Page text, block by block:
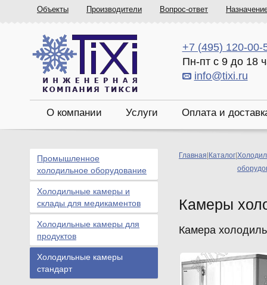
Объекты Производители Вопрос-ответ
+7 (495) 120-00-
Пн-пт с 9 до 18
info@tixi.ru
О компании Услуги Оплата и
Главная Каталог
Камеры
Камера
Промышленное
холодильное оборудование
Холодильные камеры и
склады для медикаментов
Холодильные камеры для
продуктов
Холодильные камеры
стандарт